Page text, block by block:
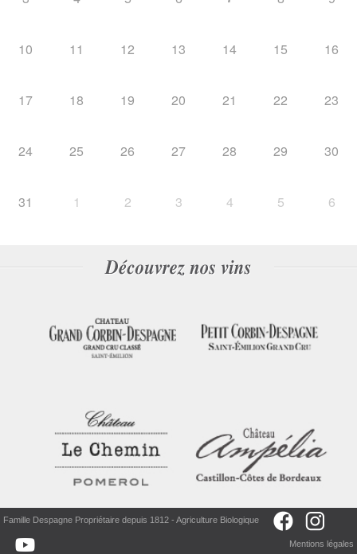
10 11 12 13 14 15 16
17 18 19 20 21 22 23
24 25 26 27 28 29 30
31 1 2 3 4 5 6
Famille Despagne Propriétaire depuis 1812 - Agriculture Biologique
Mentions légales